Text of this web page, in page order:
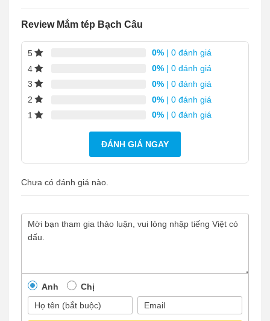
Review Mắm tép Bạch Câu
5 0% | 0 đánh giá
4
0% | 0 đánh giá
3
0% | 0 đánh giá
2
0% | 0 đánh giá
1
0% | 0 đánh giá
ĐÁNH GIÁ NGAY
Chưa có đánh giá nào.
Anh Chị